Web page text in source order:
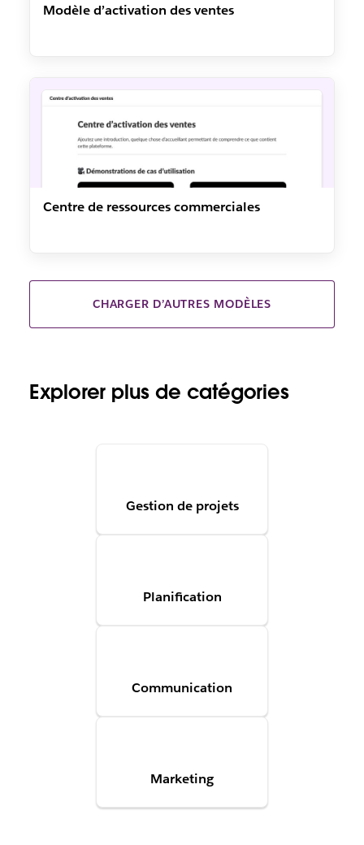
Modèle d’activation des ventes
Centre de ressources commerciales
CHARGER D’AUTRES MODÈLES
Explorer plus de catégories
Gestion de projets
Planification
Communication
Marketing